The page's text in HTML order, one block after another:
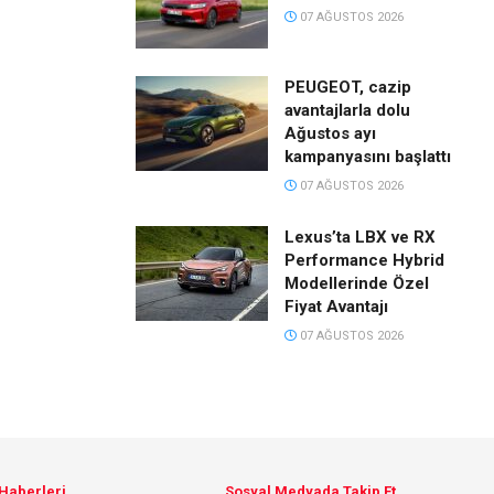
07 AĞUSTOS 2026
PEUGEOT, cazip
avantajlarla dolu
Ağustos ayı
kampanyasını başlattı
07 AĞUSTOS 2026
Lexus’ta LBX ve RX
Performance Hybrid
Modellerinde Özel
Fiyat Avantajı
07 AĞUSTOS 2026